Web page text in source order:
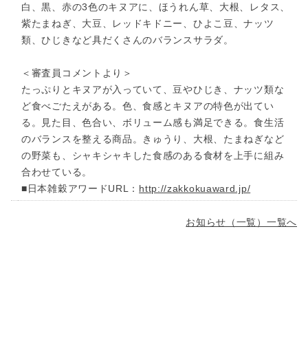
白、黒、赤の3色のキヌアに、ほうれん草、大根、レタス、
紫たまねぎ、大豆、レッドキドニー、ひよこ豆、ナッツ
類、ひじきなど具だくさんのバランスサラダ。
＜審査員コメントより＞
たっぷりとキヌアが入っていて、豆やひじき、ナッツ類な
ど食べごたえがある。色、食感とキヌアの特色が出てい
る。見た目、色合い、ボリューム感も満足できる。食生活
のバランスを整える商品。きゅうり、大根、たまねぎなど
の野菜も、シャキシャキした食感のある食材を上手に組み
合わせている。
■日本雑穀アワードURL： http://zakkokuaward.jp/
お知らせ（一覧）一覧へ